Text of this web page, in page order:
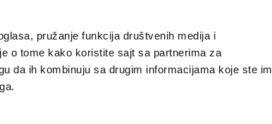
pružanje funkcija društvenih medija i
o tome kako koristite sajt sa partnerima za
da ih kombinuju sa drugim informacijama koje ste im